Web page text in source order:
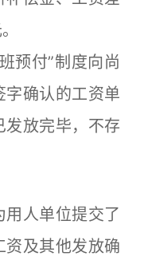
付”制度向尚
字确认的工资单
发放完毕，不存
人单位提交了
资及其他发放确